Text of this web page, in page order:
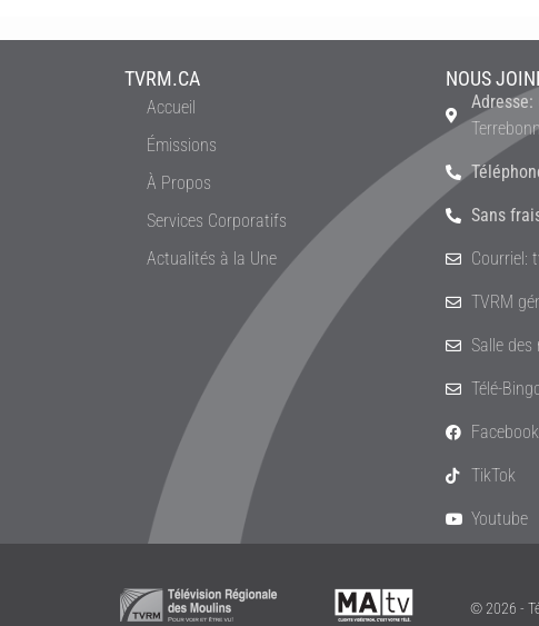
TVRM.CA
Accueil
Émissions
À Propos
Services Corporatifs
Actualités à la Une
NOUS
Adresse:
Sans
Courriel:
TVRM
Salle
Télé-
Facebook
TikTok
Youtube
© 2026 -